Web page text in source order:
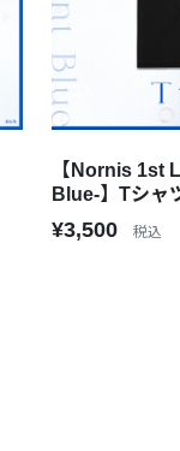
【Nornis 1st
Blue-】Tシャ
¥3,500 税込